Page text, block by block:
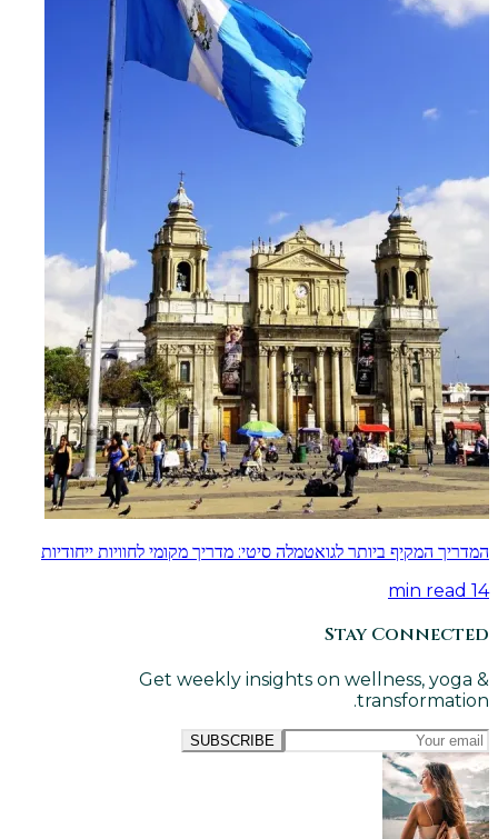
המדריך המקיף ביותר לגואטמלה סיטי: מדריך מקומי לחוויות ייחודיות
14
Stay Connected
Get weekly insights on wellness, yoga &
transformation.
SUBSCRIBE